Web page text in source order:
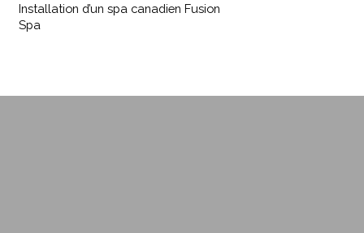
Installation d’un spa canadien Fusion
Spa